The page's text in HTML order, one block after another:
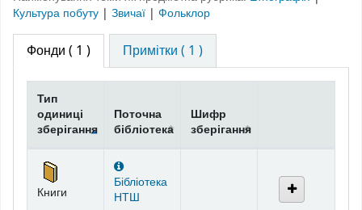
Культура побуту | Звичаї | Фольклор
Фонди ( 1 ) Примітки ( 1 )
Фонди
Тип
одиниці
зберігання
Поточна
бібліотека
Шифр
зберігання
Книги
Бібліотека
НТШ